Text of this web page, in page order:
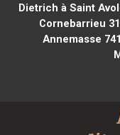
Dietrich à Saint
Cornebarrieu
Annemasse